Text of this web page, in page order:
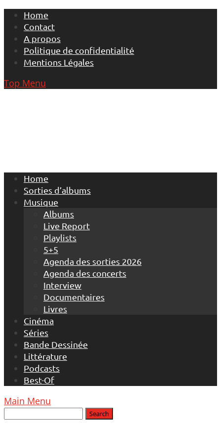
Skip
content
Home
Contact
A propos
Politique de confidentialité
Mentions Légales
Top Menu
Home
Sorties d’albums
Musique
Albums
Live Report
Playlists
5+5
Agenda des sorties 2026
Agenda des concerts
Interview
Documentaires
Livres
Cinéma
Séries
Bande Dessinée
Littérature
Podcasts
Best-Of
Main Menu